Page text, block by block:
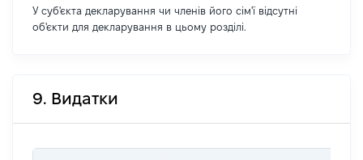
У суб'єкта декларування чи членів його сім'ї відсутні
об'єкти для декларування в цьому розділі.
9. Видатки